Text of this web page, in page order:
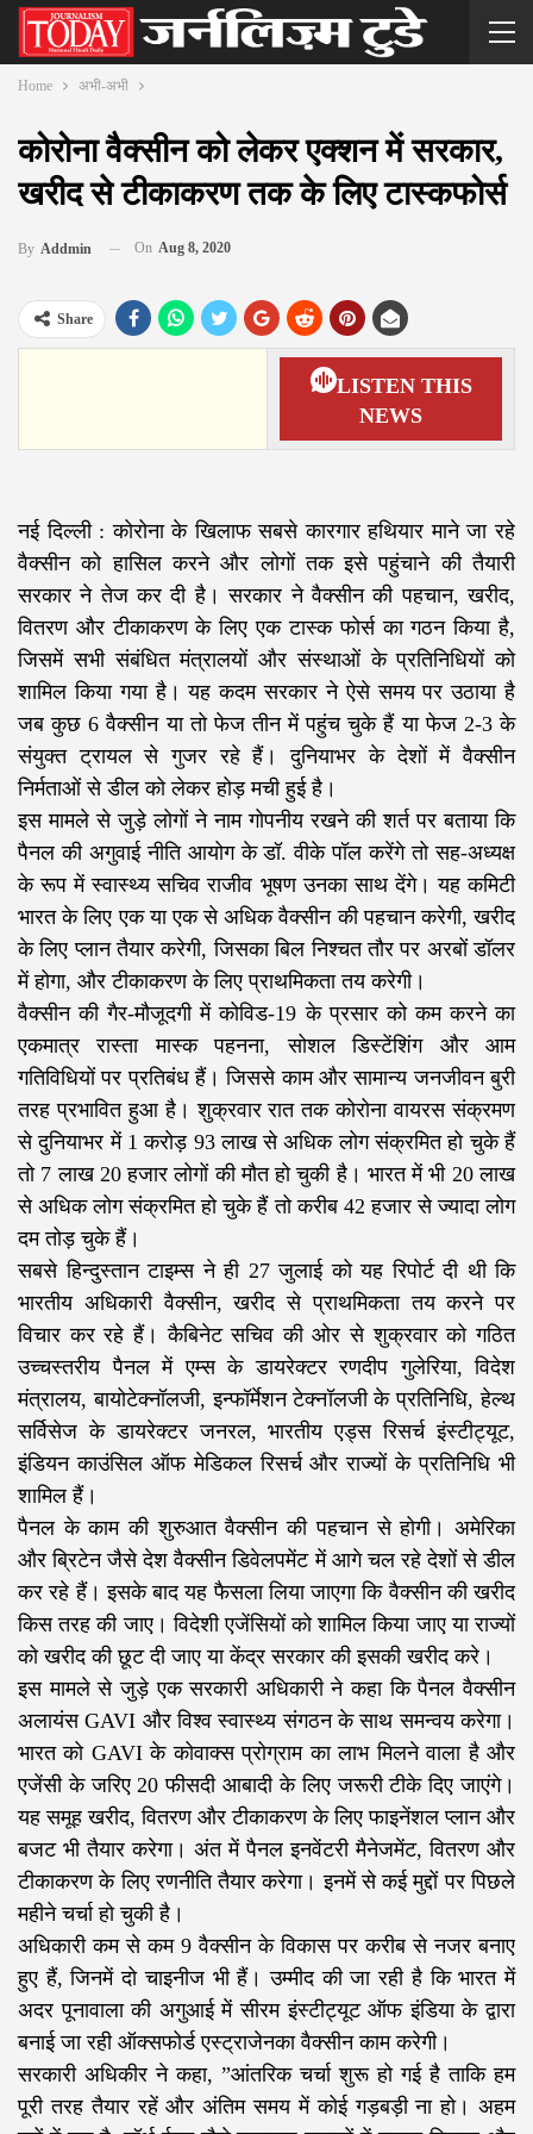
Home अभी-अभी
कोरोना वैक्सीन को लेकर एक्शन में सरकार,
खरीद से टीकाकरण तक के लिए टास्कफोर्स
By Addmin On Aug 8, 2020
Share
LISTEN THIS
NEWS
नई दिल्ली : कोरोना के खिलाफ सबसे कारगार हथियार माने जा रहे
वैक्सीन को हासिल करने और लोगों तक इसे पहुंचाने की तैयारी
सरकार ने तेज कर दी है। सरकार ने वैक्सीन की पहचान, खरीद,
वितरण और टीकाकरण के लिए एक टास्क फोर्स का गठन किया है,
जिसमें सभी संबंधित मंत्रालयों और संस्थाओं के प्रतिनिधियों को
शामिल किया गया है। यह कदम सरकार ने ऐसे समय पर उठाया है
जब कुछ 6 वैक्सीन या तो फेज तीन में पहुंच चुके हैं या फेज 2-3 के
संयुक्त ट्रायल से गुजर रहे हैं। दुनियाभर के देशों में वैक्सीन
निर्मताओं से डील को लेकर होड़ मची हुई है।
इस मामले से जुड़े लोगों ने नाम गोपनीय रखने की शर्त पर बताया कि
पैनल की अगुवाई नीति आयोग के डॉ. वीके पॉल करेंगे तो सह-अध्यक्ष
के रूप में स्वास्थ्य सचिव राजीव भूषण उनका साथ देंगे। यह कमिटी
भारत के लिए एक या एक से अधिक वैक्सीन की पहचान करेगी, खरीद
के लिए प्लान तैयार करेगी, जिसका बिल निश्चत तौर पर अरबों डॉलर
में होगा, और टीकाकरण के लिए प्राथमिकता तय करेगी।
वैक्सीन की गैर-मौजूदगी में कोविड-19 के प्रसार को कम करने का
एकमात्र रास्ता मास्क पहनना, सोशल डिस्टेंशिंग और आम
गतिविधियों पर प्रतिबंध हैं। जिससे काम और सामान्य जनजीवन बुरी
तरह प्रभावित हुआ है। शुक्रवार रात तक कोरोना वायरस संक्रमण
से दुनियाभर में 1 करोड़ 93 लाख से अधिक लोग संक्रमित हो चुके हैं
तो 7 लाख 20 हजार लोगों की मौत हो चुकी है। भारत में भी 20 लाख
से अधिक लोग संक्रमित हो चुके हैं तो करीब 42 हजार से ज्यादा लोग
दम तोड़ चुके हैं।
सबसे हिन्दुस्तान टाइम्स ने ही 27 जुलाई को यह रिपोर्ट दी थी कि
भारतीय अधिकारी वैक्सीन, खरीद से प्राथमिकता तय करने पर
विचार कर रहे हैं। कैबिनेट सचिव की ओर से शुक्रवार को गठित
उच्चस्तरीय पैनल में एम्स के डायरेक्टर रणदीप गुलेरिया, विदेश
मंत्रालय, बायोटेक्नॉलजी, इन्फॉर्मेशन टेक्नॉलजी के प्रतिनिधि, हेल्थ
सर्विसेज के डायरेक्टर जनरल, भारतीय एड्स रिसर्च इंस्टीट्यूट,
इंडियन काउंसिल ऑफ मेडिकल रिसर्च और राज्यों के प्रतिनिधि भी
शामिल हैं।
पैनल के काम की शुरुआत वैक्सीन की पहचान से होगी। अमेरिका
और ब्रिटेन जैसे देश वैक्सीन डिवेलपमेंट में आगे चल रहे देशों से डील
कर रहे हैं। इसके बाद यह फैसला लिया जाएगा कि वैक्सीन की खरीद
किस तरह की जाए। विदेशी एजेंसियों को शामिल किया जाए या राज्यों
को खरीद की छूट दी जाए या केंद्र सरकार की इसकी खरीद करे।
इस मामले से जुड़े एक सरकारी अधिकारी ने कहा कि पैनल वैक्सीन
अलायंस GAVI और विश्व स्वास्थ्य संगठन के साथ समन्वय करेगा।
भारत को GAVI के कोवाक्स प्रोग्राम का लाभ मिलने वाला है और
एजेंसी के जरिए 20 फीसदी आबादी के लिए जरूरी टीके दिए जाएंगे।
यह समूह खरीद, वितरण और टीकाकरण के लिए फाइनेंशल प्लान और
बजट भी तैयार करेगा। अंत में पैनल इनवेंटरी मैनेजमेंट, वितरण और
टीकाकरण के लिए रणनीति तैयार करेगा। इनमें से कई मुद्दों पर पिछले
महीने चर्चा हो चुकी है।
अधिकारी कम से कम 9 वैक्सीन के विकास पर करीब से नजर बनाए
हुए हैं, जिनमें दो चाइनीज भी हैं। उम्मीद की जा रही है कि भारत में
अदर पूनावाला की अगुआई में सीरम इंस्टीट्यूट ऑफ इंडिया के द्वारा
बनाई जा रही ऑक्सफोर्ड एस्ट्राजेनका वैक्सीन काम करेगी।
सरकारी अधिकीर ने कहा, ”आंतरिक चर्चा शुरू हो गई है ताकि हम
पूरी तरह तैयार रहें और अंतिम समय में कोई गड़बड़ी ना हो। अहम